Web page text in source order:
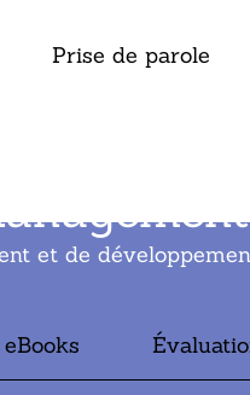
Prise de parole
et de
eBooks